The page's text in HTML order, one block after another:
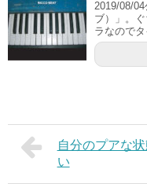
2019/08/
ブ）」。
ラなので
自分のプアな
い